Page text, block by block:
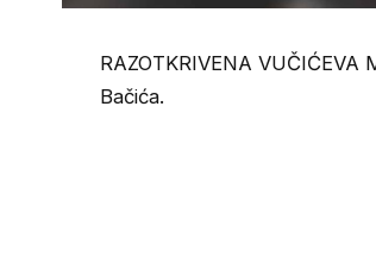
RAZOTKRIVENA
Bačića.